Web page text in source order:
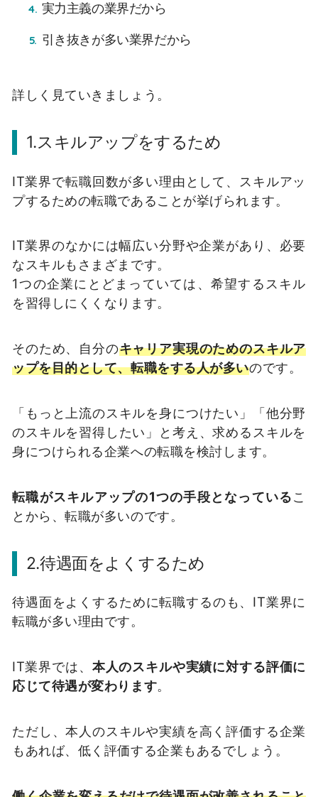
実力主義の業界だから
引き抜きが多い業界だから
詳しく見ていきましょう。
1.スキルアップをするため
IT業界で転職回数が多い理由として、スキルアッ
プするための転職であることが挙げられます。
IT業界のなかには幅広い分野や企業があり、必要
なスキルもさまざまです。
1つの企業にとどまっていては、希望するスキル
を習得しにくくなります。
そのため、自分のキャリア実現のためのスキルア
ップを目的として、転職をする人が多いのです。
「もっと上流のスキルを身につけたい」「他分野
のスキルを習得したい」と考え、求めるスキルを
身につけられる企業への転職を検討します。
転職がスキルアップの1つの手段となっているこ
とから、転職が多いのです。
2.待遇面をよくするため
待遇面をよくするために転職するのも、IT業界に
転職が多い理由です。
IT業界では、 本人のスキルや実績に対する評価に
応じて待遇が変わります。
ただし、本人のスキルや実績を高く評価する企業
もあれば、低く評価する企業もあるでしょう。